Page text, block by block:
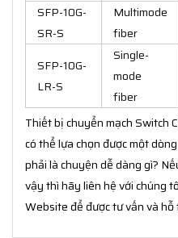
SFP-10G-
SR-S
Multimode
fiber
SFP-10G-
LR-S
Single-
mode
fiber
Thiết bị chuyển mạch Switch
có thể lựa chọn được một
phải là chuyện dễ dàng gì?
vậy thì hãy liên hệ với chúng
Website để được tư vấn và